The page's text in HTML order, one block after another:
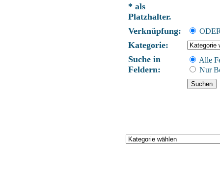
* als
Platzhalter.
Verknüpfung:
Kategorie:
Suche in
Feldern:
Alle
Nur